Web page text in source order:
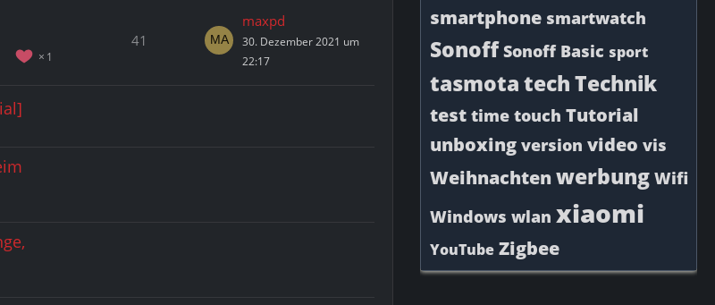
1
41
maxpd
30. Dezember 2021 um
22:17
smartphone smartwatch
Sonoff Sonoff Basic sport
tasmotatechTechnik
test time touch Tutorial
unboxing version video vis
Weihnachten werbung Wifi
Windows wlan xiaomi
YouTube Zigbee